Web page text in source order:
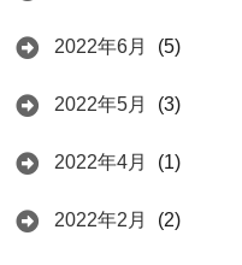
2022年6月 (5)
2022年5月 (3)
2022年4月 (1)
2022年2月 (2)